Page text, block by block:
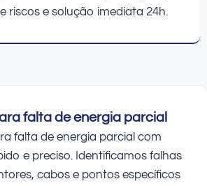
riscos e solução imediata 24h.
falta de energia parcial
falta de energia parcial com
e preciso. Identificamos falhas
cabos e pontos específicos